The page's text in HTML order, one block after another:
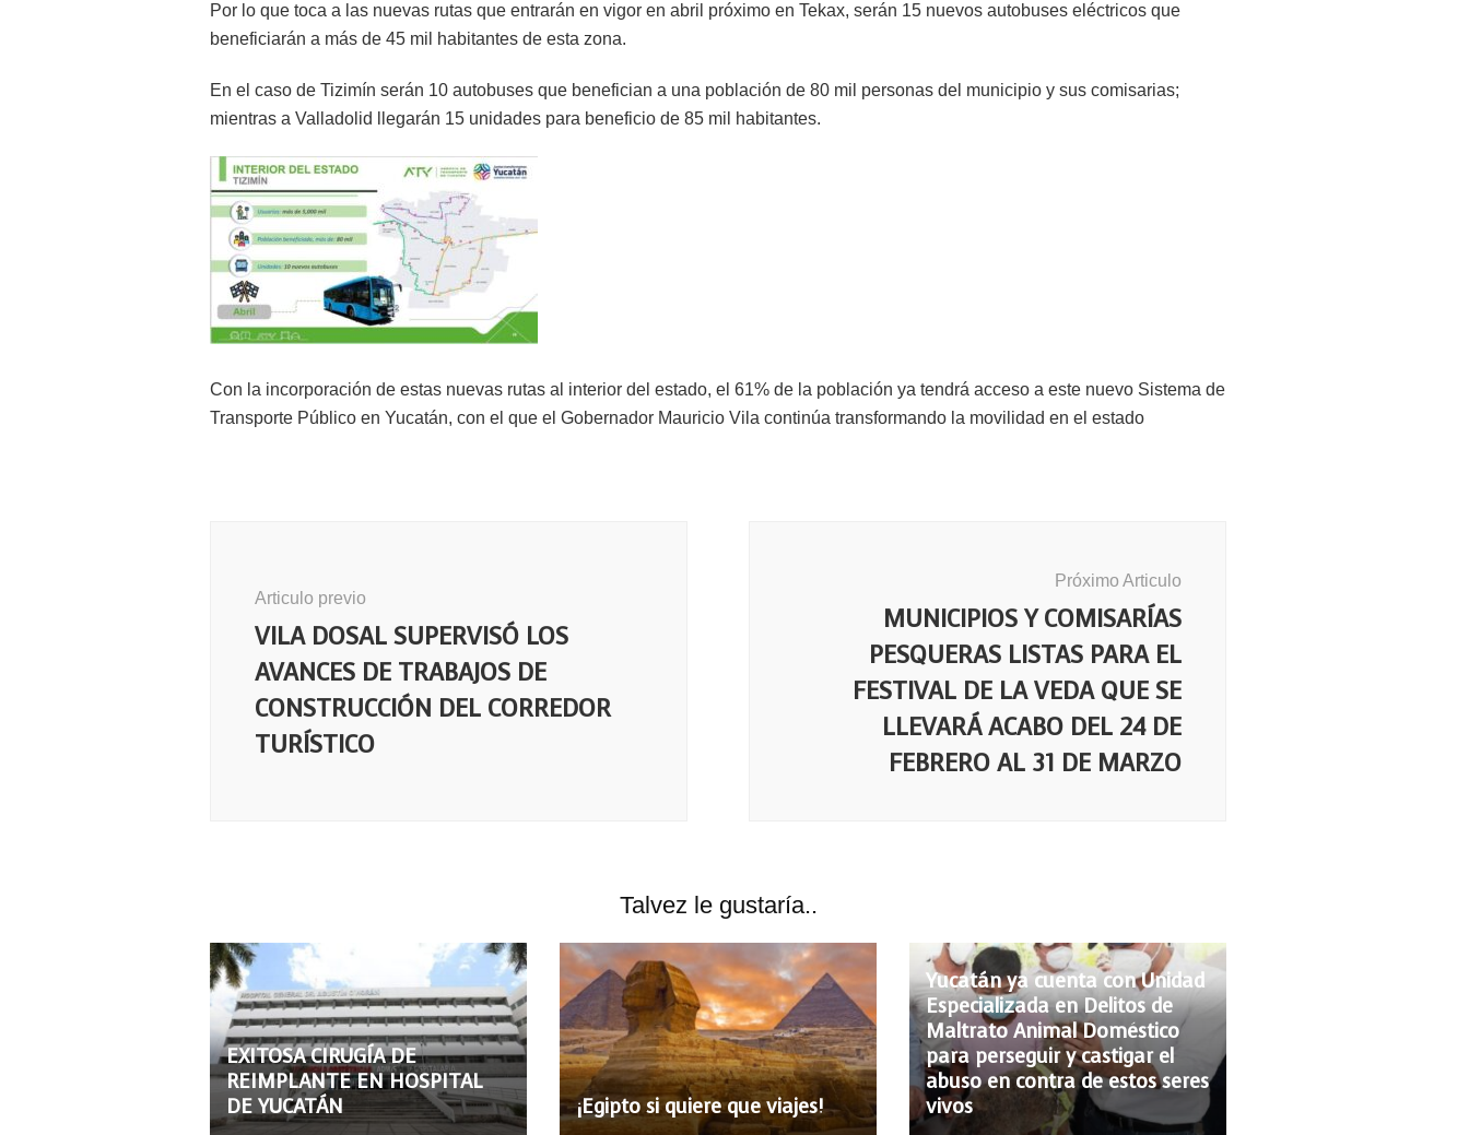
Por lo que toca a las nuevas rutas que entrarán en vigor en abril próximo en Tekax, serán 15 nuevos autobuses eléctricos que
beneficiarán a más de 45 mil habitantes de esta zona.
En el caso de Tizimín serán 10 autobuses que benefician a una población de 80 mil personas del municipio y sus comisarias;
mientras a Valladolid llegarán 15 unidades para beneficio de 85 mil habitantes.
Con la incorporación de estas nuevas rutas al interior del estado, el 61% de la población ya tendrá acceso a este nuevo Sistema de
Transporte Público en Yucatán, con el que el Gobernador Mauricio Vila continúa transformando la movilidad en el estado
publicación
Articulo previo
VILA DOSAL SUPERVISÓ LOS
AVANCES DE TRABAJOS DE
CONSTRUCCIÓN DEL CORREDOR
TURÍSTICO
Próximo Articulo
MUNICIPIOS Y COMISARÍAS
PESQUERAS LISTAS PARA EL
FESTIVAL DE LA VEDA QUE SE
LLEVARÁ ACABO DEL 24 DE
FEBRERO AL 31 DE MARZO
Talvez le gustaría..
EXITOSA CIRUGÍA DE
REIMPLANTE EN HOSPITAL
DE YUCATÁN
¡Egipto si quiere que viajes!
Yucatán ya cuenta con Unidad
Especializada en Delitos de
Maltrato Animal Doméstico
para perseguir y castigar el
abuso en contra de estos seres
vivos